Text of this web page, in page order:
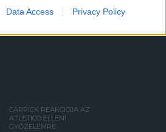
Data Access Privacy Policy
FEJLŐDNI FOG A
CARRICK REAKCIÓJA AZ
ATLETICO ELLENI
GYŐZELEMRE